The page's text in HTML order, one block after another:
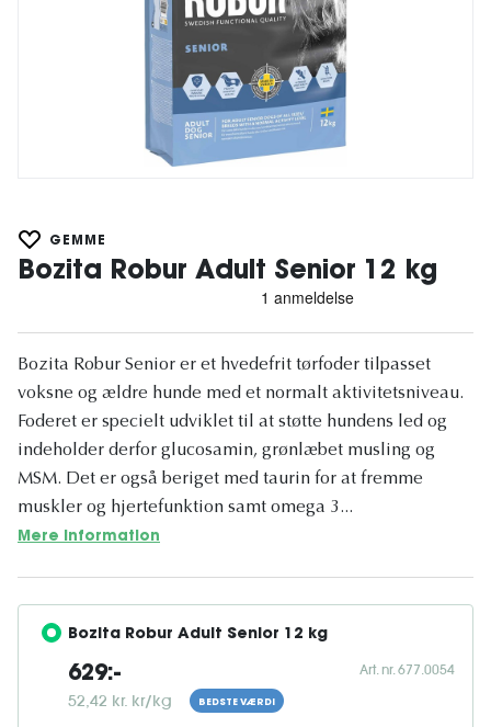
GEMME
Bozita Robur Adult Senior 12 kg
Bozita Robur Senior er et hvedefrit tørfoder tilpasset
voksne og ældre hunde med et normalt aktivitetsniveau.
Foderet er specielt udviklet til at støtte hundens led og
indeholder derfor glucosamin, grønlæbet musling og
MSM. Det er også beriget med taurin for at fremme
muskler og hjertefunktion samt omega 3...
Mere information
Bozita Robur Adult Senior 12 kg
629:-
52,42 kr. kr/kg BEDSTE VÆRDI
Art. nr. 677.0054